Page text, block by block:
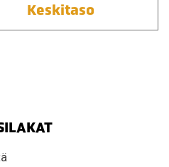
Keskitaso